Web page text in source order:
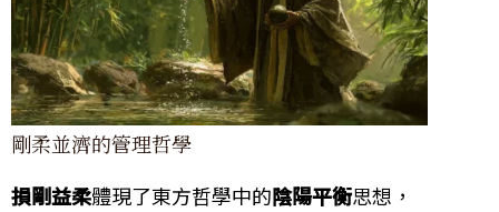
剛柔並濟的管理哲學
損剛益柔體現了東方哲學中的陰陽平衡思想，